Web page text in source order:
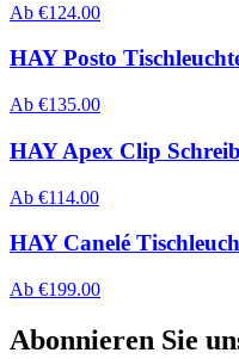
Ab €124.00
HAY Posto
Ab €135.00
HAY Apex Clip
Ab €114.00
HAY Canelé
Ab €199.00
Abonnieren Sie